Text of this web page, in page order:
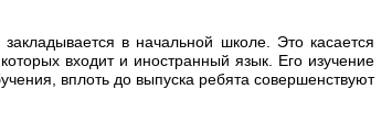
в начальной школе. Это касается
входит и иностранный язык. Его изучение
вплоть до выпуска ребята совершенствуют